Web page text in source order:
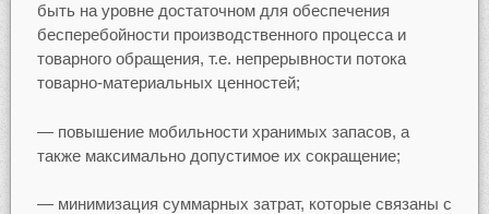
быть на уровне достаточном для обеспечения
бесперебойности производственного процесса и
товарного обращения, т.е. непрерывности потока
товарно-материальных ценностей;
— повышение мобильности хранимых запасов, а
также максимально допустимое их сокращение;
— минимизация суммарных затрат, которые связаны с